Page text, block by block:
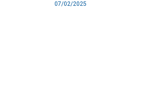
07/02/2025